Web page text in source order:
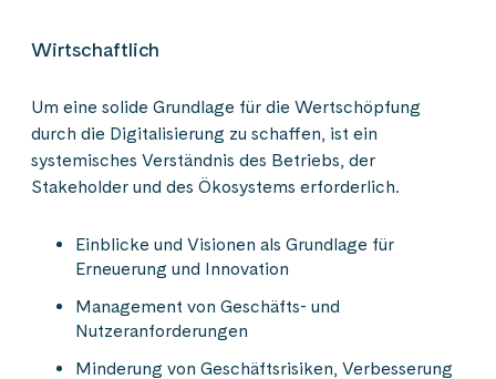
Wirtschaftlich
Um eine solide Grundlage für die Wertschöpfung
durch die Digitalisierung zu schaffen, ist ein
systemisches Verständnis des Betriebs, der
Stakeholder und des Ökosystems erforderlich.
Einblicke und Visionen als Grundlage für
Erneuerung und Innovation
Management von Geschäfts- und
Nutzeranforderungen
Minderung von Geschäftsrisiken, Verbesserung